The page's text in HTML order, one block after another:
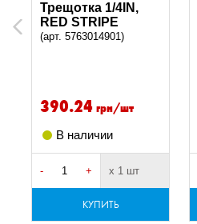
Previous
Трещотка 1/4IN,
RED STRIPE
(арт. 5763014901)
390.24 грн/шт
В наличии
- + х 1 шт
КУПИТЬ